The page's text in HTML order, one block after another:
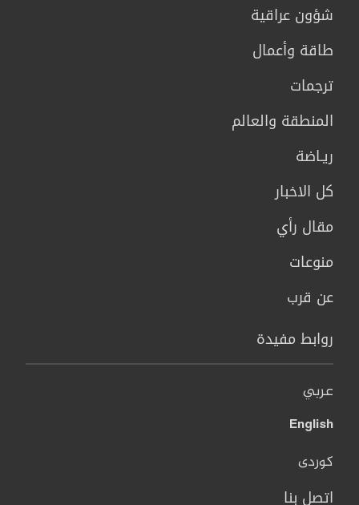
شؤون عراقية
طاقة وأعمال
ترجمات
المنطقة والعالم
ريـاضة
كل الاخبار
مقال رأي
منوعات
عن قرب
روابط مفيدة
عربي
English
کوردی
اتصل بنا